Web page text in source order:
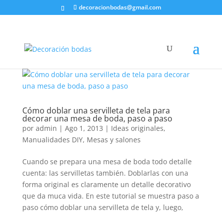
decoracionbodas@gmail.com
Cómo doblar una servilleta de tela para
decorar una mesa de boda, paso a paso
por admin | Ago 1, 2013 | Ideas originales,
Manualidades DIY, Mesas y salones
Cuando se prepara una mesa de boda todo detalle
cuenta: las servilletas también. Doblarlas con una
forma original es claramente un detalle decorativo
que da muca vida. En este tutorial se muestra paso a
paso cómo doblar una servilleta de tela y, luego,